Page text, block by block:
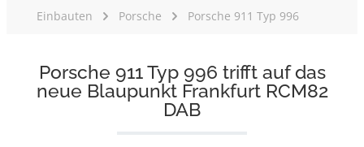
Einbauten Porsche Porsche 911 Typ 996
Porsche 911 Typ 996 trifft auf das
neue Blaupunkt Frankfurt RCM82
DAB